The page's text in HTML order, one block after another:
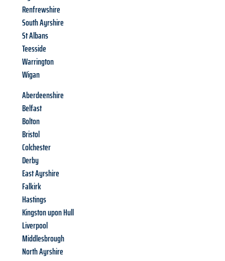
Renfrewshire
South Ayrshire
St Albans
Teesside
Warrington
Wigan
Aberdeenshire
Belfast
Bolton
Bristol
Colchester
Derby
East Ayrshire
Falkirk
Hastings
Kingston upon Hull
Liverpool
Middlesbrough
North Ayrshire